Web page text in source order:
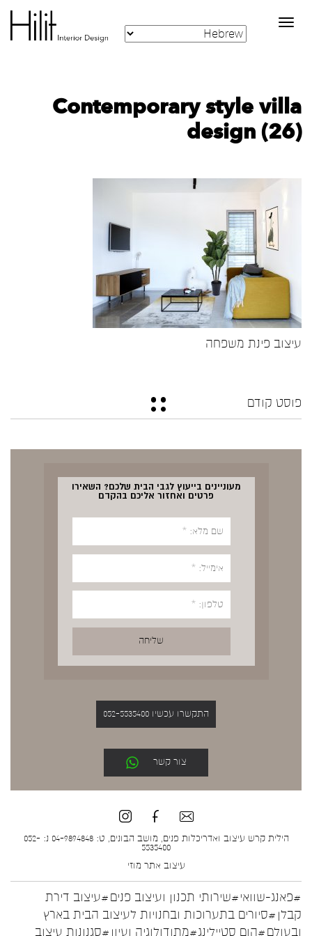
Toggle
navigation
Contemporary style villa
design (26)
עיצוב פינת משפחה
פוסט קודם
מעוניינים בייעוץ לגבי הבית שלכם? השאירו
פרטים ואחזור אליכם בהקדם
התקשרו עכשיו 052-5535400
צור קשר
הילית קרש עיצוב ואדריכלות פנים, מושב הבונים, ט: 04-9894848 נ: 052-
5535400
עיצוב אתר מוזי
#פאנג-שוואי#שירותי תכנון ועיצוב פנים#עיצוב דירת
קבלן #סיורים בתערוכות ובחנויות לעיצוב הבית בארץ
ובעולם#הום סטיילינג#מתודולוגיה ועיון #סגנונות עיצוב